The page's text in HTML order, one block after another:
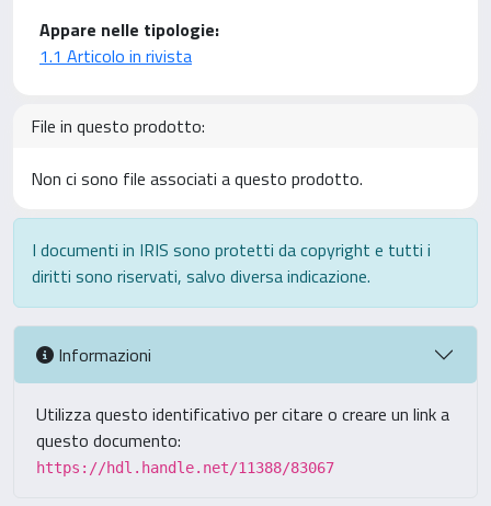
Appare nelle tipologie:
1.1 Articolo in rivista
File in questo prodotto:
Non ci sono file associati a questo prodotto.
I documenti in IRIS sono protetti da copyright e tutti i
diritti sono riservati, salvo diversa indicazione.
Informazioni
Utilizza questo identificativo per citare o creare un link a
questo documento:
https://hdl.handle.net/11388/83067